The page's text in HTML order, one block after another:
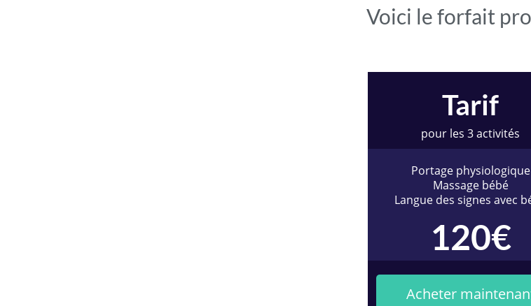
Voici le forfait
Tarif
pour les 3 activités
Portage physiologique
Massage bébé
Langue des signes avec
120€
Acheter